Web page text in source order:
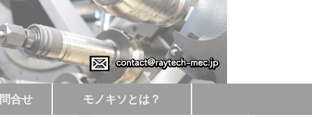
合せ モノキソとは？